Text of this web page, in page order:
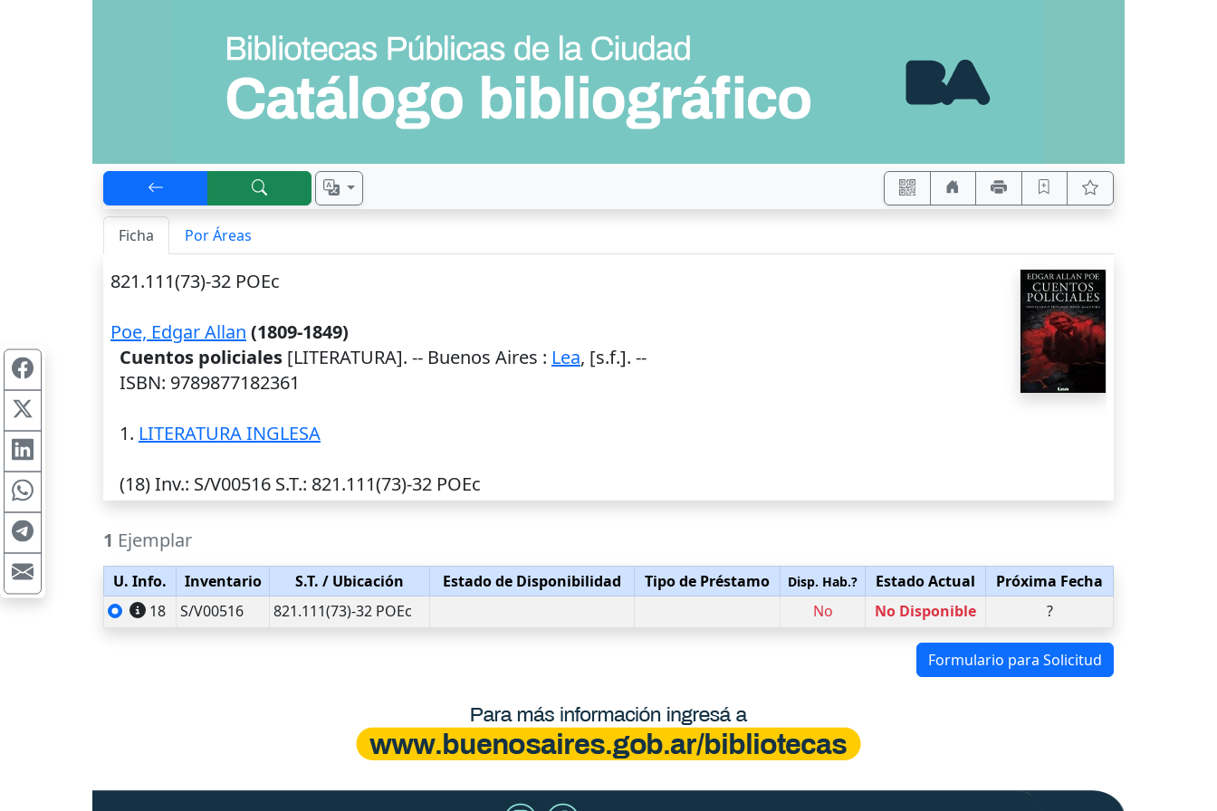
Ficha Por Áreas
821.111(73)-32 POEc
Poe, Edgar Allan (1809-1849)
Cuentos policiales [LITERATURA]. -- Buenos Aires : Lea, [s.f.]. --
ISBN: 9789877182361
1. LITERATURA INGLESA
(18)Inv.: S/V00516 S.T.: 821.111(73)-32 POEc
1 Ejemplar
U. Info. Inventario S.T. / Ubicación Estado de Disponibilidad Tipo de Préstamo Disp. Hab.? Estado Actual
Próxima Fecha
18
S/V00516 821.111(73)-32 POEc No No Disponible ?
Formulario para Solicitud